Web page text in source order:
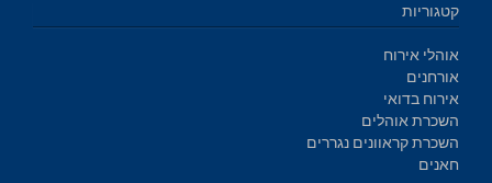
קטגוריות
אוהלי אירוח
אורחנים
אירוח בדואי
השכרת אוהלים
השכרת קראוונים נגררים
חאנים